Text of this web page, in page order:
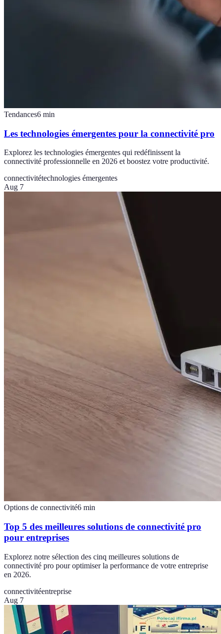
Tendances6 min
Les technologies émergentes pour la connectivité pro
Explorez les technologies émergentes qui redéfinissent la
connectivité professionnelle en 2026 et boostez votre productivité.
connectivitétechnologies émergentes
Aug 7
Options de connectivité6 min
Top 5 des meilleures solutions de connectivité pro
pour entreprises
Explorez notre sélection des cinq meilleures solutions de
connectivité pro pour optimiser la performance de votre entreprise
en 2026.
connectivitéentreprise
Aug 7